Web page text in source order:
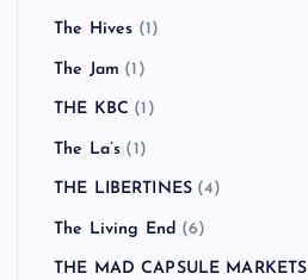
The Hives (1)
The Jam (1)
THE KBC (1)
The La’s (1)
THE LIBERTINES (4)
The Living End (6)
THE MAD CAPSULE MARKETS